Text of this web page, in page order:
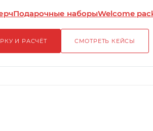
Подарочные наборыWelcome
И РАСЧЁТ СМОТРЕТЬ КЕЙСЫ